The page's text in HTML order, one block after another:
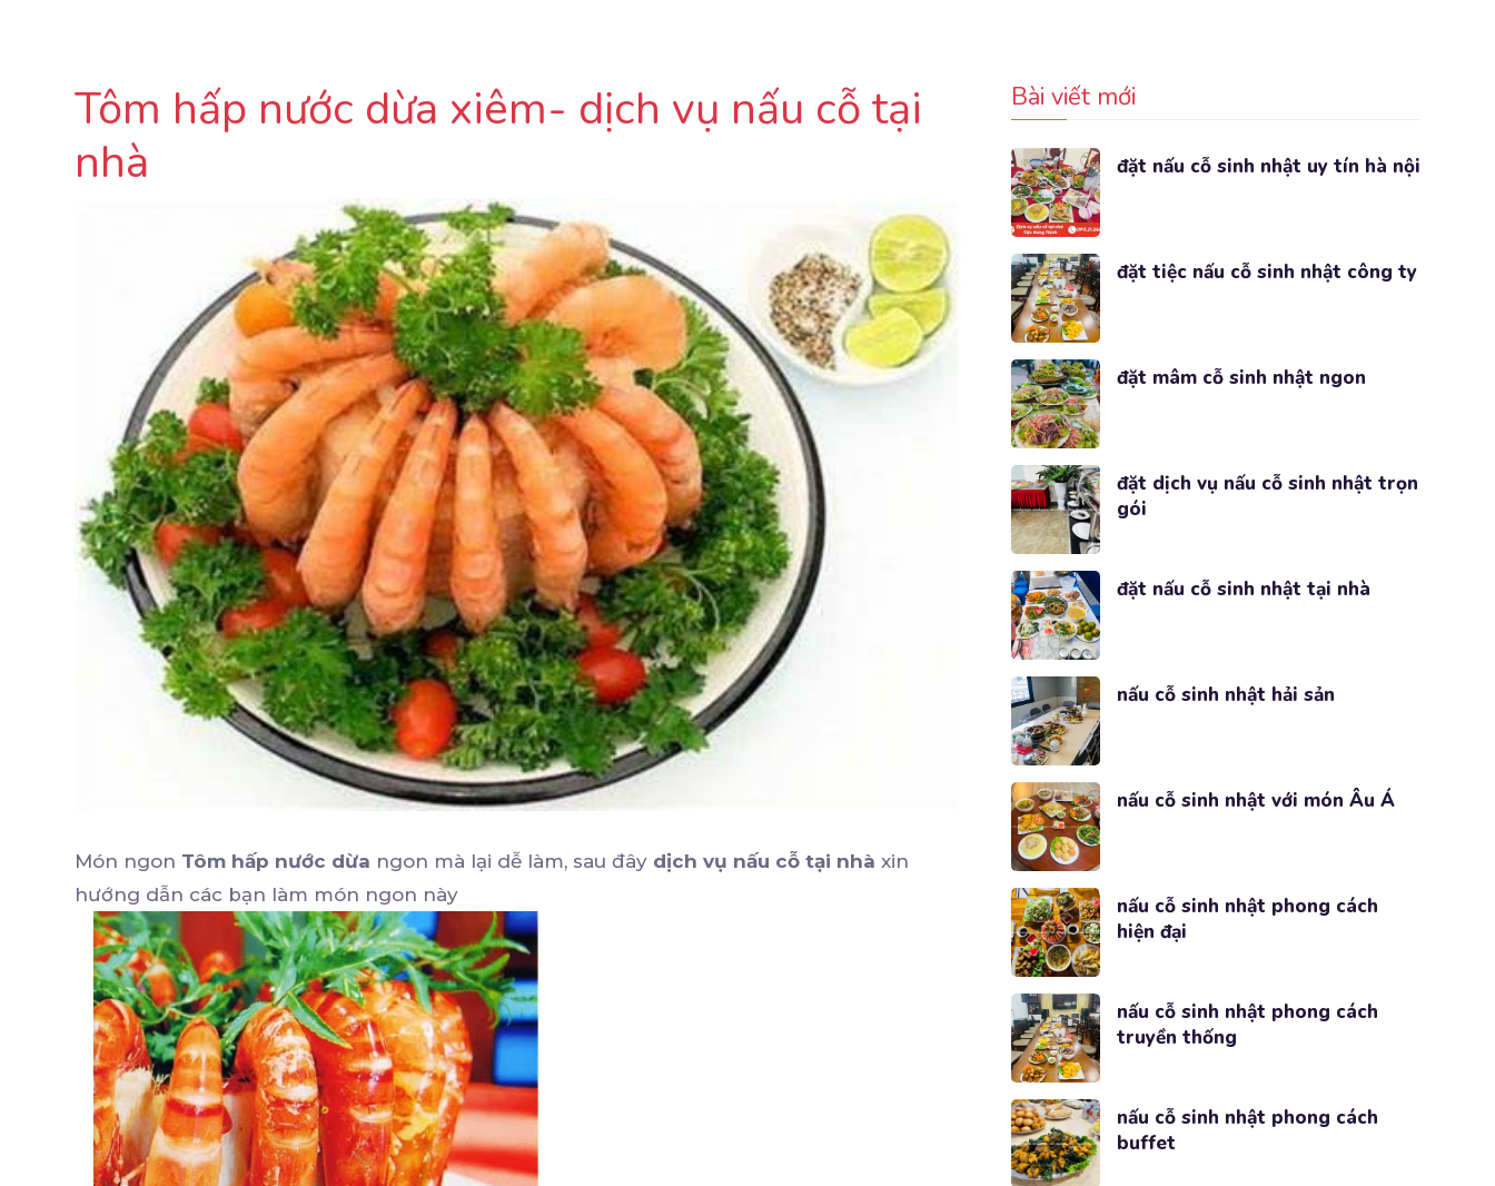
Tôm hấp nước dừa xiêm- dịch vụ nấu cỗ tại
nhà
Món ngon Tôm hấp nước dừa ngon mà lại dễ làm, sau đây dịch vụ nấu cỗ tại nhà xin
hướng dẫn các bạn làm món ngon này
Bài viết mới
đặt nấu cỗ sinh nhật uy tín hà nội
đặt tiệc nấu cỗ sinh nhật công ty
đặt mâm cỗ sinh nhật ngon
đặt dịch vụ nấu cỗ sinh nhật trọn
gói
đặt nấu cỗ sinh nhật tại nhà
nấu cỗ sinh nhật hải sản
nấu cỗ sinh nhật với món Âu Á
nấu cỗ sinh nhật phong cách
hiện đại
nấu cỗ sinh nhật phong cách
truyền thống
nấu cỗ sinh nhật phong cách
buffet